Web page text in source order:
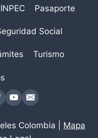
INPEC Pasaporte
Social
Turismo
Colombia | Mapa